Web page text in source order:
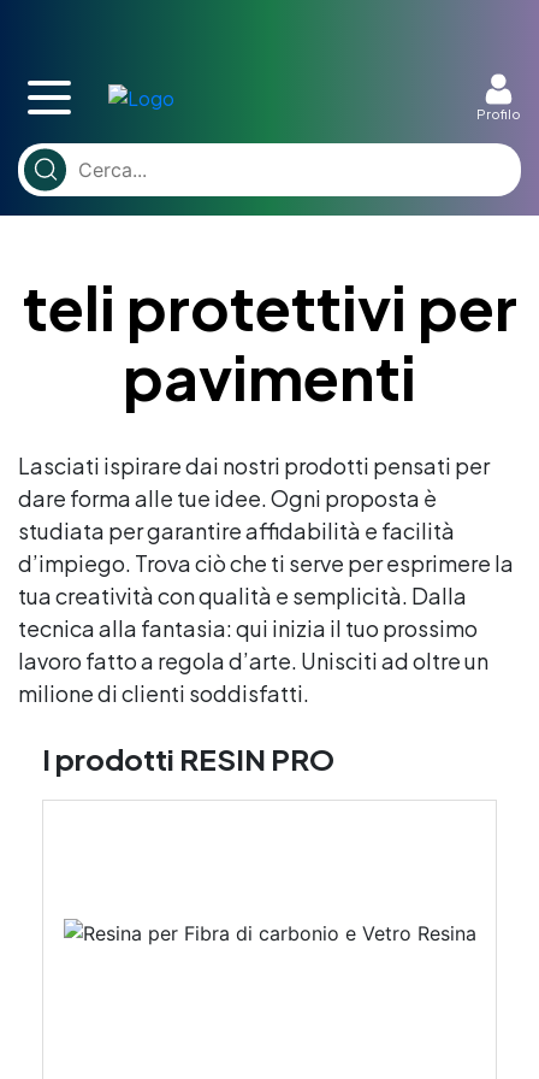
Profilo
teli protettivi per
pavimenti
Lasciati ispirare dai nostri prodotti pensati per
dare forma alle tue idee. Ogni proposta è
studiata per garantire affidabilità e facilità
d’impiego. Trova ciò che ti serve per esprimere la
tua creatività con qualità e semplicità. Dalla
tecnica alla fantasia: qui inizia il tuo prossimo
lavoro fatto a regola d’arte. Unisciti ad oltre un
milione di clienti soddisfatti.
I prodotti RESIN PRO